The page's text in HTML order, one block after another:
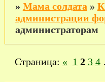
» Мама солдата »
администрации
администраторам
Страница: « 1 2 3 4